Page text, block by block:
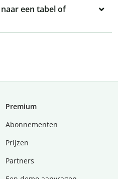
een tabel of
Premium
Abonnementen
Prijzen
Partners